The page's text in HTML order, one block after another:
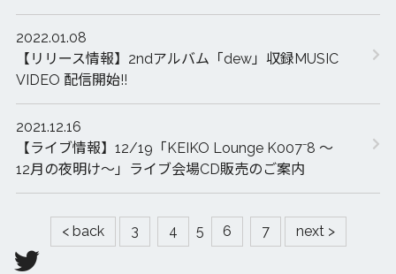
2022.01.08
【リリース情報】2ndアルバム「dew」収録MUSIC
VIDEO 配信開始!!
2021.12.16
【ライブ情報】12/19「KEIKO Lounge K007⁻8 ～
12月の夜明け～」ライブ会場CD販売のご案内
< back 3 4 5 6 7 next >